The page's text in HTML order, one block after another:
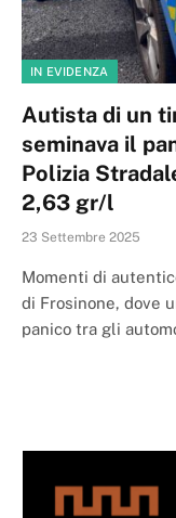
IN EVIDENZA
Autista di un
seminava il
Polizia
2,63 gr/l
23 Settembre 2025
Momenti di
di Frosinone, dove
panico tra gli